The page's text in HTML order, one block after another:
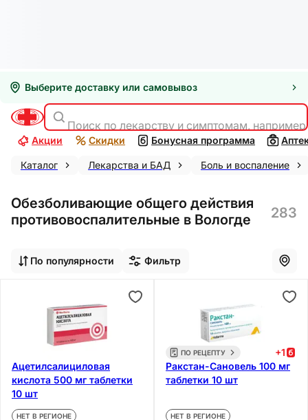
Выберите доставку или самовывоз
Поиск по лекарству и симптомам,
Акции Скидки Бонусная программа
Каталог Лекарства и БАД Боль и воспаление
Обезболивающие общего действия
противовоспалительные в Вологде
283
По популярности Фильтр
Ацетилсалициловая
кислота 500 мг таблетки
10 шт
НЕТ В РЕГИОНЕ
ПО РЕЦЕПТУ +1
Ракстан-Сановель 100 мг
таблетки 10 шт
НЕТ В РЕГИОНЕ